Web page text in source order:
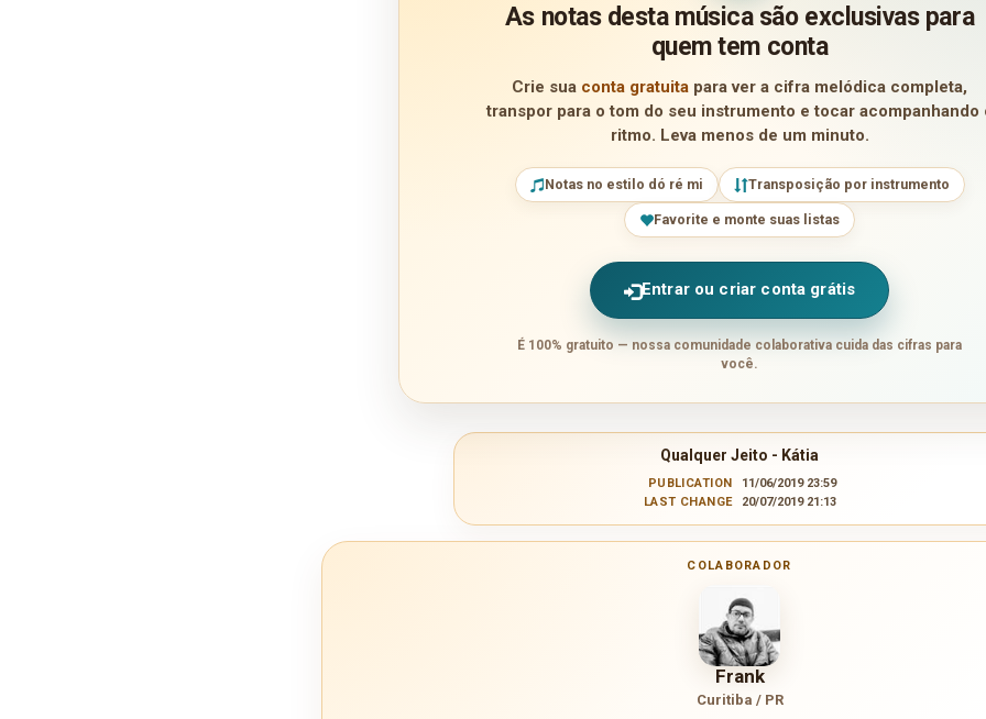
As notas desta música são exclusivas para
quem tem conta
Crie sua conta gratuita para ver a cifra melódica completa,
transpor para o tom do seu instrumento e tocar acompanhando
ritmo. Leva menos de um minuto.
Notas no estilo dó ré mi Transposição por instrumento
Favorite e monte suas listas
Entrar ou criar conta grátis
É 100% gratuito — nossa comunidade colaborativa cuida das cifras para
você.
Qualquer Jeito - Kátia
PUBLICATION
11/06/2019 23:59
LAST CHANGE
20/07/2019 21:13
COLABORADOR
Frank
Curitiba / PR